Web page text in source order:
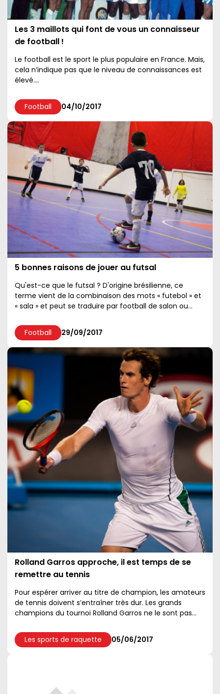
Les 3 maillots qui font de vous un connaisseur
de football !
Le football est le sport le plus populaire en France. Mais,
cela n’indique pas que le niveau de connaissances est
élevé....
Football 04/10/2017
5 bonnes raisons de jouer au futsal
Qu'est-ce que le futsal ? D'origine brésilienne, ce
terme vient de la combinaison des mots « futebol » et
« sala » et peut se traduire par football de salon ou
Football
29/09/2017
Rolland Garros approche, il est temps de se
remettre au tennis
Pour espérer arriver au titre de champion, les amateurs
de tennis doivent s’entraîner très dur. Les grands
champions du tournoi Rolland Garros ne le sont pas
un bon ...
Les sports de raquette 05/06/2017